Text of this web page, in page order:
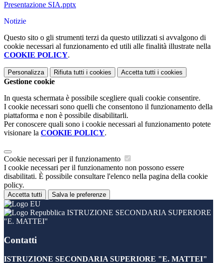
Presentazione SIA.pptx
Notizie
Questo sito o gli strumenti terzi da questo utilizzati si avvalgono di
cookie necessari al funzionamento ed utili alle finalità illustrate nella
COOKIE POLICY.
Personalizza Rifiuta tutti i cookies Accetta tutti i cookies
Gestione cookie
In questa schermata è possibile scegliere quali cookie consentire.
I cookie necessari sono quelli che consentono il funzionamento della
piattaforma e non è possibile disabilitarli.
Per conoscere quali sono i cookie necessari al funzionamento potete
visionare la COOKIE POLICY.
Cookie necessari per il funzionamento
I cookie necessari per il funzionamento non possono essere
disabilitati. È possibile consultare l'elenco nella pagina della cookie
policy.
Accetta tutti Salva le preferenze
ISTRUZIONE SECONDARIA SUPERIORE
"E. MATTEI"
Contatti
ISTRUZIONE SECONDARIA SUPERIORE "E. MATTEI"